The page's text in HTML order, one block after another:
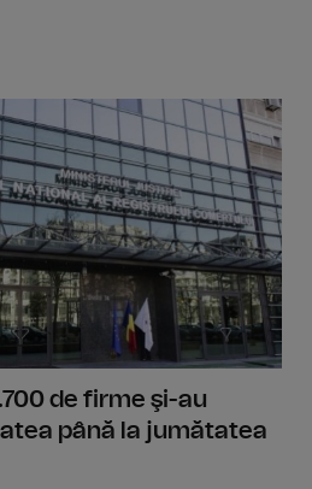
de firme şi-au
până la jumătatea